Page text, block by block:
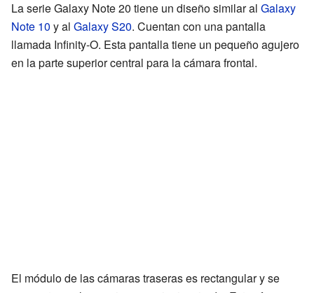
La serie Galaxy Note 20 tiene un diseño similar al Galaxy
Note 10 y al Galaxy S20. Cuentan con una pantalla
llamada Infinity-O. Esta pantalla tiene un pequeño agujero
en la parte superior central para la cámara frontal.
El módulo de las cámaras traseras es rectangular y se